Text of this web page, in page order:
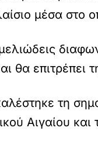
μέσα στο
θα
τη
Αιγαίου